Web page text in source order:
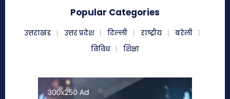
Popular Categories
उत्तराखंड उत्तर प्रदेश दिल्ली राष्ट्रीय
बरेली
विविध
शिक्षा